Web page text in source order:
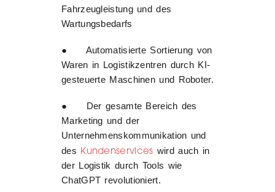
Fahrzeugleistung und des
Wartungsbedarfs
● Automatisierte Sortierung von
Waren in Logistikzentren durch KI-
gesteuerte Maschinen und Roboter.
● Der gesamte Bereich des
Marketing und der
Unternehmenskommunikation und
des Kundenservices wird auch in
der Logistik durch Tools wie
ChatGPT revolutioniert.